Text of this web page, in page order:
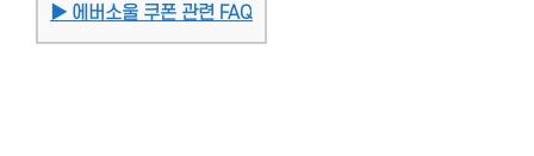
▶ 에버소울 쿠폰 관련 FAQ